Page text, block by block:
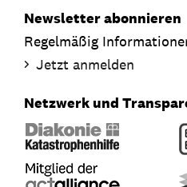
Newsletter abonnieren
Regelmäßig
Jetzt anmelden
Netzwerk und